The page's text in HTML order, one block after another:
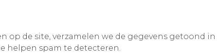
op de site, verzamelen we de gegevens getoond
helpen spam te detecteren.